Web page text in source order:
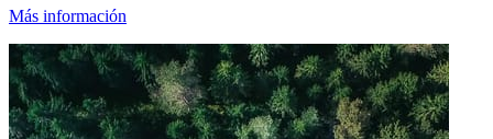
Más información